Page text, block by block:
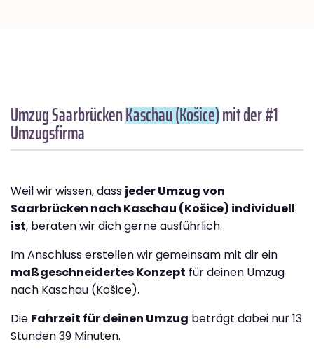
Umzug SaarbrückenKaschau (Košice)mit der #1
Umzugsfirma
Weil wir wissen, dass jeder Umzug von
Saarbrücken nach Kaschau (Košice) individuell
ist, beraten wir dich gerne ausführlich.
Im Anschluss erstellen wir gemeinsam mit dir ein
maßgeschneidertes Konzept für deinen Umzug
nach Kaschau (Košice).
Die Fahrzeit für deinen Umzug beträgt dabei nur 13
Stunden 39 Minuten.